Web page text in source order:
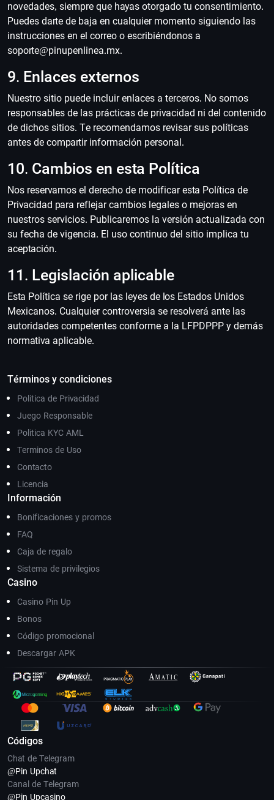
novedades, siempre que hayas otorgado tu consentimiento.
Puedes darte de baja en cualquier momento siguiendo las
instrucciones en el correo o escribiéndonos a
soporte@pinupenlinea.mx.
9. Enlaces externos
Nuestro sitio puede incluir enlaces a terceros. No somos
responsables de las prácticas de privacidad ni del contenido
de dichos sitios. Te recomendamos revisar sus políticas
antes de compartir información personal.
10. Cambios en esta Política
Nos reservamos el derecho de modificar esta Política de
Privacidad para reflejar cambios legales o mejoras en
nuestros servicios. Publicaremos la versión actualizada con
su fecha de vigencia. El uso continuo del sitio implica tu
aceptación.
11. Legislación aplicable
Esta Política se rige por las leyes de los Estados Unidos
Mexicanos. Cualquier controversia se resolverá ante las
autoridades competentes conforme a la LFPDPPP y demás
normativa aplicable.
Términos y condiciones
Politica de Privacidad
Juego Responsable
Politica KYC AML
Terminos de Uso
Contacto
Licencia
Información
Bonificaciones y promos
FAQ
Caja de regalo
Sistema de privilegios
Casino
Casino Pin Up
Bonos
Código promocional
Descargar APK
Códigos
Chat de Telegram
@Pin Upсhat
Canal de Telegram
@Pin Upcasino